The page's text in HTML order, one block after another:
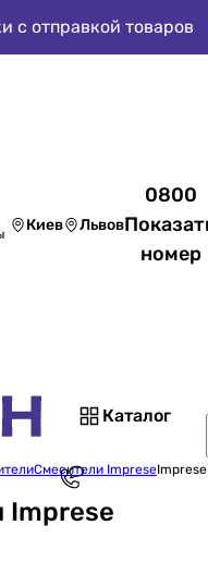
с отправкой товаров
Киев Львов
0800
номер
Каталог
Смесители Imprese
Imprese